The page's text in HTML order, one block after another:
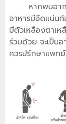
หากพบอา
อาหารมีอืดแน่น
มีตัวเหลืองตาเห
ร่วมด้วย จะเป็น
ควรปรึกษาแพท